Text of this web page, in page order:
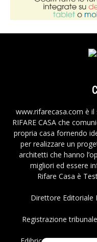
www.rifarecasa.com è
RIFARE CASA che
propria casa fornendo
per realizzare un
architetti che hanno
migliori ed essere
Rifare Casa è
Direttore Editoriale
Registrazione